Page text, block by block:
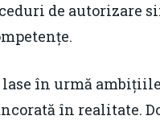
de autorizare
lase în urmă
în realitate.